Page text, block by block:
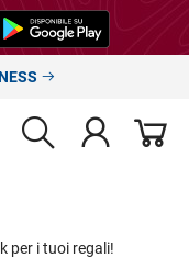
per i tuoi regali!